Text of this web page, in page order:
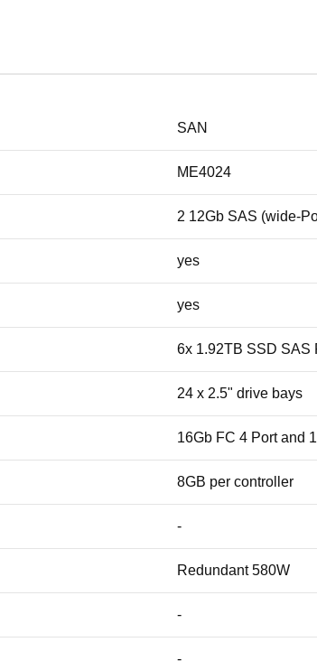
SAN
ME4024
2 12Gb SAS (wide-
yes
yes
6x 1.92TB SSD SAS
24 x 2.5" drive bays
16Gb FC 4 Port and
8GB per controller
-
Redundant 580W
-
-